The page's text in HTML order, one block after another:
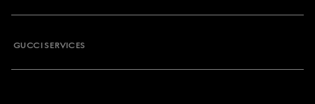
GUCCI SERVICES